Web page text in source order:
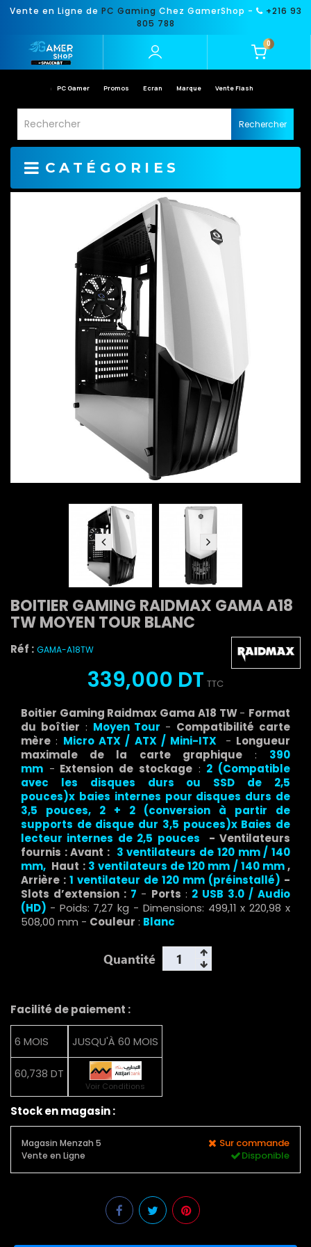
Vente en Ligne de PC Gaming Chez GamerShop -
+216 93
805 788
0
PC Gamer Promos Ecran Marque Vente Flash
Rechercher
CATÉGORIES
BOITIER GAMING RAIDMAX GAMA A18
TW MOYEN TOUR BLANC
Réf : GAMA-A18TW
339,000 DT TTC
Boitier Gaming Raidmax Gama A18 TW- Format
du boîtier : Moyen Tour - Compatibilité carte
mère : Micro ATX / ATX / Mini-ITX - Longueur
maximale de la carte graphique: 390
mm - Extension de stockage: 2 (Compatible
avec les disques durs ou SSD de 2,5
pouces)x baies internes pour disques durs de
3,5 pouces, 2 + 2 (conversion à partir de
supports de disque dur 3,5 pouces)x Baies de
lecteur internes de 2,5 pouces - Ventilateurs
fournis : Avant : 3 ventilateurs de 120 mm / 140
mm, Haut : 3 ventilateurs de 120 mm / 140 mm,
Arrière : 1 ventilateur de 120 mm (préinstallé) -
Slots d’extension : 7 - Ports : 2 USB 3.0 / Audio
(HD) - Poids: 7,27 kg - Dimensions: 499,11 x 220,98 x
508,00 mm - Couleur : Blanc
Quantité
Facilité de paiement :
6 MOIS
60,738 DT
JUSQU'À 60 MOIS
Voir Conditions
Stock en magasin :
Magasin Menzah 5 Sur commande
Vente en Ligne Disponible